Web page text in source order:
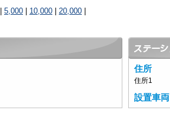
5,000 10,000 20,000
住所
住所1
設置車両